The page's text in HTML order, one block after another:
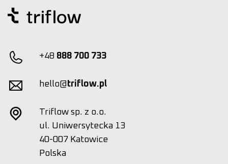
+48 888 700 733
hello@triflow.pl
Triflow sp. z o.o.
ul. Uniwersytecka 13
40-007 Katowice
Polska